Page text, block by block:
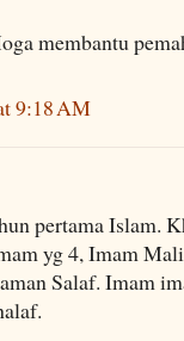
membantu
9:18 AM
pertama Islam.
yg 4, Imam
Salaf. Imam